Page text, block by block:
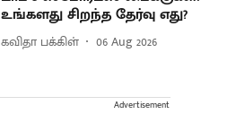
உங்களது சிறந்த தேர்வு எது?
கவிதா பக்கிள் 06 Aug 2026
Advertisement